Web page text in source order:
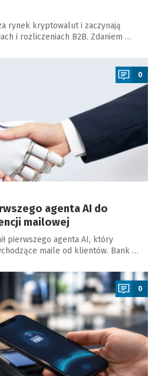
rynek kryptowalut i zaczynają
i rozliczeniach B2B. Zdaniem …
0
agenta AI do
mailowej
pierwszego agenta AI, który
maile od klientów. Bank …
0